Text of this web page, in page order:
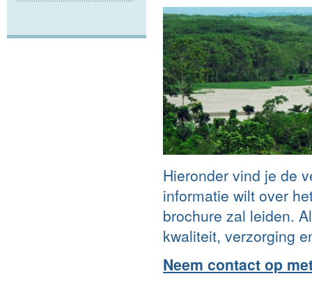
Hieronder vind je de
informatie wilt over
brochure zal leiden.
kwaliteit, verzorging
Neem contact op